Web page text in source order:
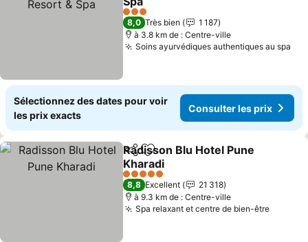
Consulter les prix
3 Étoiles
8,0 Très bien
1 187
à 3.8 km de : Centre-ville
Soins ayurvédiques authentiques au spa
Sélectionnez des dates pour voir
les prix exacts
Consulter les prix
PartagerAjouter à mes favoris
Radisson Blu Hotel Pune
Kharadi
Consulter les prix
5 Étoiles
8,8 Excellent
21 318
à 9.3 km de : Centre-ville
Spa relaxant et centre de bien-être